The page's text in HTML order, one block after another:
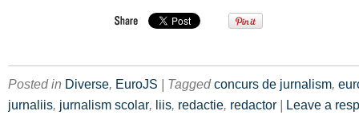
Posted in Diverse, EuroJS | Taggedconcurs de jurnalism,
jurnaliis, jurnalism scolar, liis, redactie, redactor | Leave a